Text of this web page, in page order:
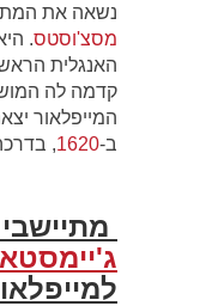
נשאה את
מסצ'וסטס.
האנגלית
קדמה לה
המייפלאור
ב-1620
,